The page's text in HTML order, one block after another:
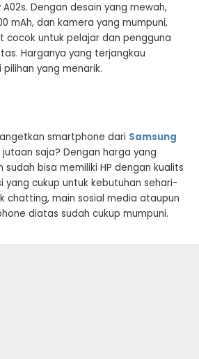
Dengan desain yang mewah,
mAh, dan kamera yang mumpuni,
cocok untuk pelajar dan pengguna
Harganya yang terjangkau
yang menarik.
smartphone dari Samsung
saja? Dengan harga yang
bisa memiliki HP dengan kualits
yang cukup untuk kebutuhan sehari-
chatting, main sosial media ataupun
diatas sudah cukup mumpuni.